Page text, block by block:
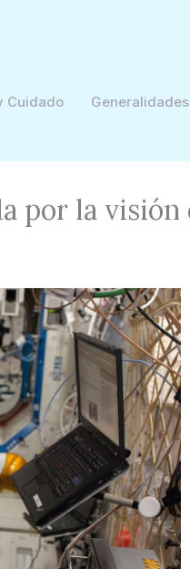
Cuidado Generalidades
por la visión